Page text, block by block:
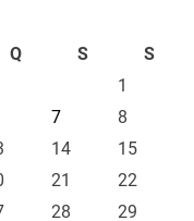
Q S
S
1
7
8
14
15
21
22
28 29